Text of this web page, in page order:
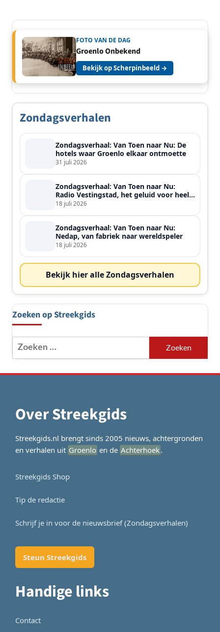
FOTO VAN DE DAG
Groenlo Onbekend
Bekijk op Scherpinbeeld →
Zondagsverhalen
Zondagsverhaal: Van Toen naar Nu: De
hotels waar Groenlo elkaar ontmoette
31 juli 2026
Zondagsverhaal: Van Toen naar Nu:
Radio Vestingstad, het geluid voor heel
de streek
18 juli 2026
Zondagsverhaal: Van Toen naar Nu:
Nedap, van fabriek naar wereldspeler
18 juli 2026
Bekijk hier alle Zondagsverhalen
Zoeken op Streekgids
Zoeken
naar:
Over Streekgids
Streekgids.nl brengt sinds 2005 nieuws, achtergronden
en verhalen uit Groenlo en de Achterhoek.
Streekgids Shop
Tip de redactie
Schrijf je in voor de nieuwsbrief (Zondagsverhalen)
Steun Streekgids
Handige links
Contact